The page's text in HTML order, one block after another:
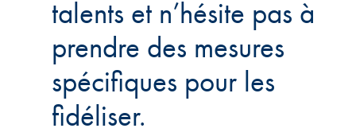
talents et n’hésite pas à
prendre des mesures
spécifiques pour les
fidéliser.